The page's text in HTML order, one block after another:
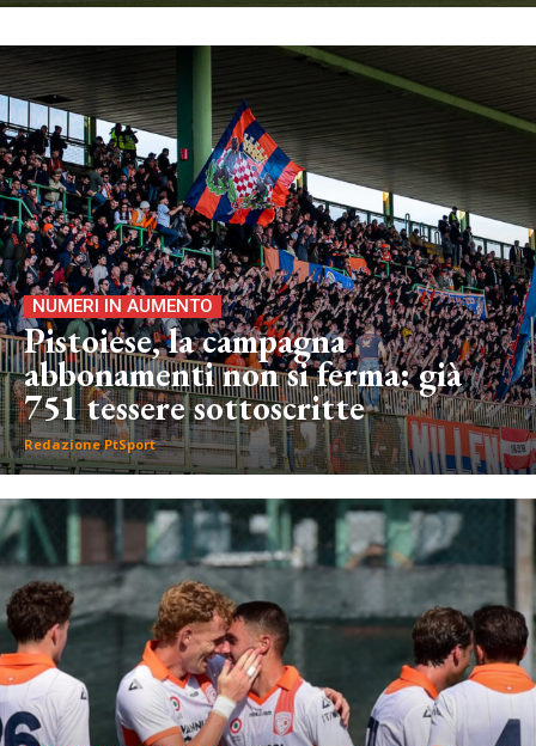
NUMERI IN AUMENTO
Pistoiese, la campagna
abbonamenti non si ferma: già
751 tessere sottoscritte
Redazione PtSport